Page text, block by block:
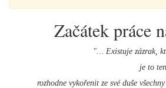
Začátek práce
"… Existuje zázrak,
je to
rozhodne vykořenit ze své duše